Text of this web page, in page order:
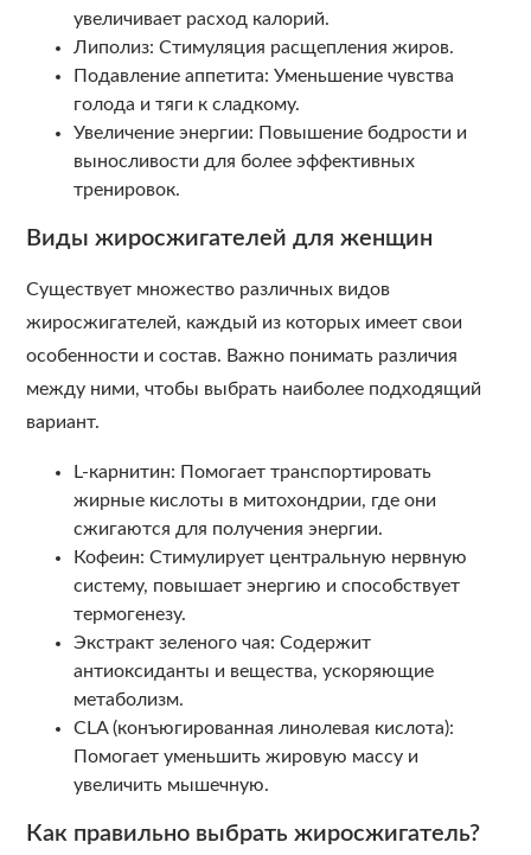
увеличивает расход калорий.
Липолиз: Стимуляция расщепления жиров.
Подавление аппетита: Уменьшение чувства
голода и тяги к сладкому.
Увеличение энергии: Повышение бодрости и
выносливости для более эффективных
тренировок.
Виды жиросжигателей для женщин
Существует множество различных видов
жиросжигателей, каждый из которых имеет свои
особенности и состав. Важно понимать различия
между ними, чтобы выбрать наиболее подходящий
вариант.
L-карнитин: Помогает транспортировать
жирные кислоты в митохондрии, где они
сжигаются для получения энергии.
Кофеин: Стимулирует центральную нервную
систему, повышает энергию и способствует
термогенезу.
Экстракт зеленого чая: Содержит
антиоксиданты и вещества, ускоряющие
метаболизм.
CLA (конъюгированная линолевая кислота):
Помогает уменьшить жировую массу и
увеличить мышечную.
Как правильно выбрать жиросжигатель?